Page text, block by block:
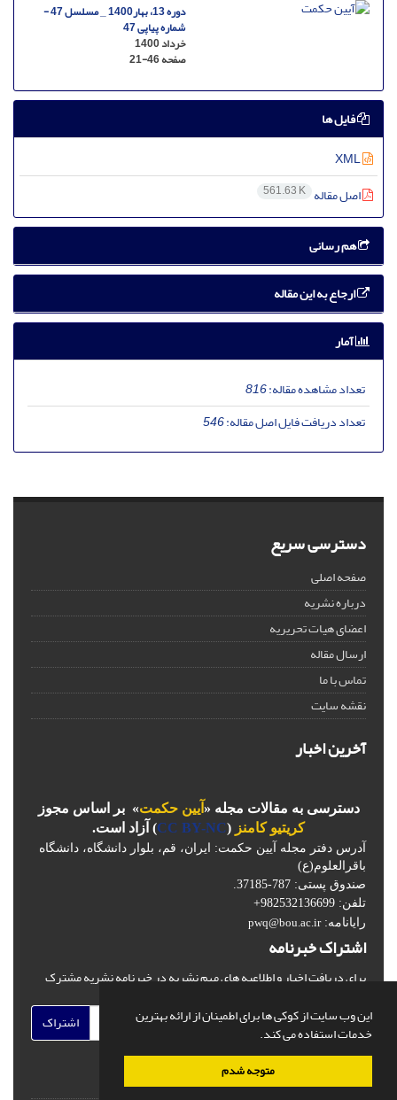
این وب سایت از کوکی ها برای اطمینان از ارائه بهترین
خدمات استفاده می کند.
متوجه شدم
دوره 13، بهار1400 _ مسلسل 47 -
شماره پیاپی 47
خرداد 1400
صفحه21-46
فایل ها
اصل مقاله 561.63 K
هم رسانی
ارجاع به این مقاله
آمار
تعداد مشاهده مقاله:816
تعداد دریافت فایل اصل مقاله:546
دسترسی سریع
صفحه اصلی
درباره نشریه
اعضای هیات تحریریه
ارسال مقاله
تماس با ما
نقشه سایت
آخرین اخبار
دسترسی به مقالات مجله « آیین حکمت» بر اساس مجوز
کریتیو کامنز (
CC BY-NC) آزاد است.
آدرس دفتر مجله آیین حکمت: ایران، قم، بلوار دانشگاه، دانشگاه
باقرالعلوم(ع)
صندوق پستی: 787-37185.
تلفن: 982532136699+
رایانامه:pwq@bou.ac.ir
اشتراک خبرنامه
برای دریافت اخبار و اطلاعیه های مهم نشریه در خبرنامه نشریه مشترک
اشتراک